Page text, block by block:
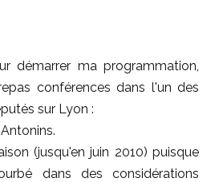
démarrer ma programmation,
conférences dans l'un des
sur Lyon :
(jusqu'en juin 2010) puisque
dans des considérations